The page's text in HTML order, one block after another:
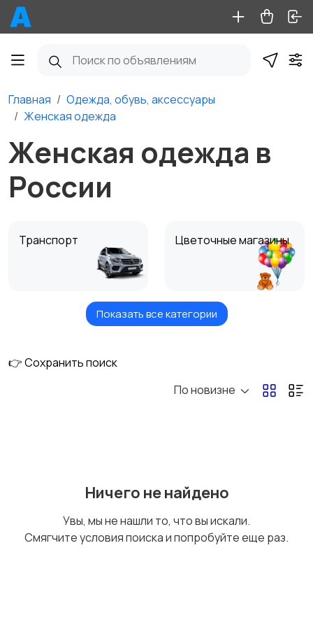
Главная
Одежда, обувь, аксессуары
Женская одежда
Женская одежда в
России
Транспорт Цветочные магазины
Недвижимость Отдых
Показать все категории
👉 Сохранить поиск
По новизне
Ничего не найдено
Увы, мы не нашли то, что вы искали.
Смягчите условия поиска и попробуйте еще раз.